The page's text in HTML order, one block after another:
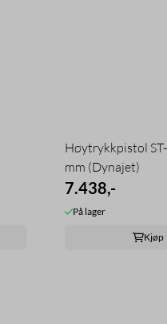
Høytrykkpistol
mm (Dynajet)
7.438,-
På lager
Kjøp